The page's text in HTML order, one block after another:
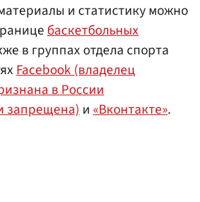
и статистику можно
баскетбольных
в группах отдела спорта
Facebook (владелец
в России
запрещена)и«Вконтакте».